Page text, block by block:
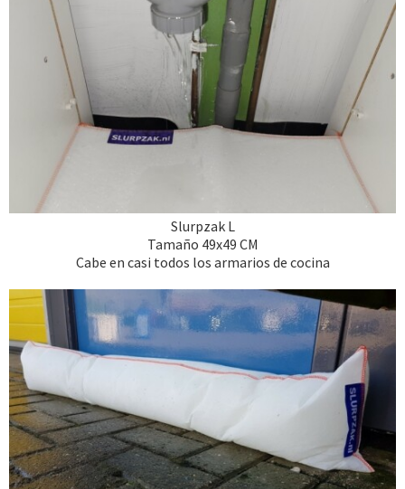
Slurpzak L
Tamaño 49x49 CM
Cabe en casi todos los armarios de cocina